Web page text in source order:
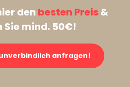
den besten Preis&
Sie mind. 50€!
anfragen!